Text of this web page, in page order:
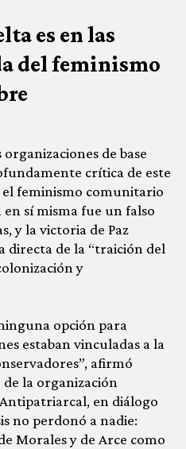
es en las
del feminismo
de base
crítica de este
feminismo comunitario
sí misma fue un falso
y la victoria de Paz
directa de la “traición del
y
opción para
estaban vinculadas a la
afirmó
la organización
en diálogo
no perdonó a nadie:
Morales y de Arce como